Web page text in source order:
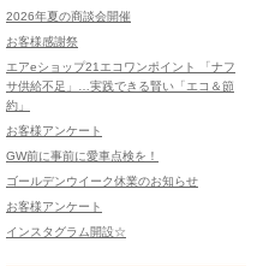
2026年夏の商談会開催
お客様感謝祭
エアeショップ21エコワンポイント 「ナフ
サ供給不足」…実践できる賢い「エコ＆節
約」
お客様アンケート
GW前に事前に愛車点検を！
ゴールデンウイーク休業のお知らせ
お客様アンケート
インスタグラム開設☆